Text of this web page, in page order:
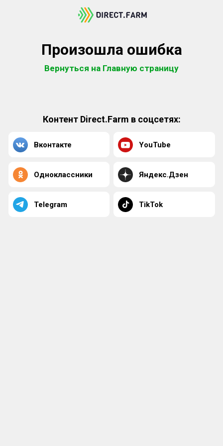
Произошла ошибка
Вернуться на Главную страницу
Контент Direct.Farm в соцсетях:
Вконтакте YouTube
Одноклассники Яндекс.Дзен
Telegram TikTok